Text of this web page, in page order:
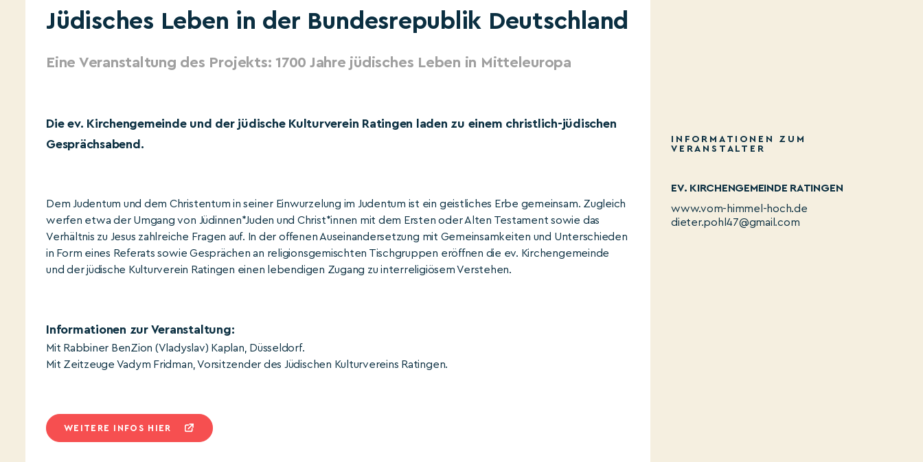
Jüdisches Leben in der Bundesrepublik Deutschland
Eine Veranstaltung des Projekts: 1700 Jahre jüdisches Leben in Mitteleuropa
Die ev. Kirchengemeinde und der jüdische Kulturverein Ratingen laden zu einem christlich-jüdischen
Gesprächsabend.
Dem Judentum und dem Christentum in seiner Einwurzelung im Judentum ist ein geistliches Erbe gemeinsam. Zugleich
werfen etwa der Umgang von Jüdinnen*Juden und Christ*innen mit dem Ersten oder Alten Testament sowie das
Verhältnis zu Jesus zahlreiche Fragen auf. In der offenen Auseinandersetzung mit Gemeinsamkeiten und Unterschieden
in Form eines Referats sowie Gesprächen an religionsgemischten Tischgruppen eröffnen die ev. Kirchengemeinde
und der jüdische Kulturverein Ratingen einen lebendigen Zugang zu interreligiösem Verstehen.
Informationen zur Veranstaltung:
Mit Rabbiner BenZion (Vladyslav) Kaplan, Düsseldorf.
Mit Zeitzeuge Vadym Fridman, Vorsitzender des Jüdischen Kulturvereins Ratingen.
WEITERE INFOS HIER
INFORMATIONEN ZUM
VERANSTALTER
EV. KIRCHENGEMEINDE RATINGEN
www.vom-himmel-hoch.de
dieter.pohl47@gmail.com